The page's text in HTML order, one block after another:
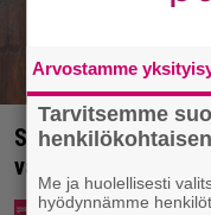
Syötkö perunoita
vakavaan
Arvostamme
Tarvitsemme
Me ja huolellisesti
hyödynnämme